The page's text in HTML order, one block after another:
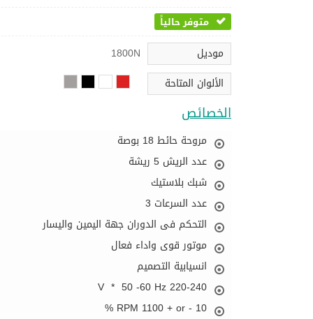
متوفر حالياً
موديل
1800N
الألوان المتاحة
الخصائص
مروحة حائط 18 بوصة
عدد الريش 5 ريشة
شبك بلاستيك
عدد السرعات 3
التحكم فى الدوران جهة اليمين واليسار
موتور قوى واداء فعال
انسيابية التصميم
220-240 V * 50 -60 Hz
RPM 1100 + or - 10 %